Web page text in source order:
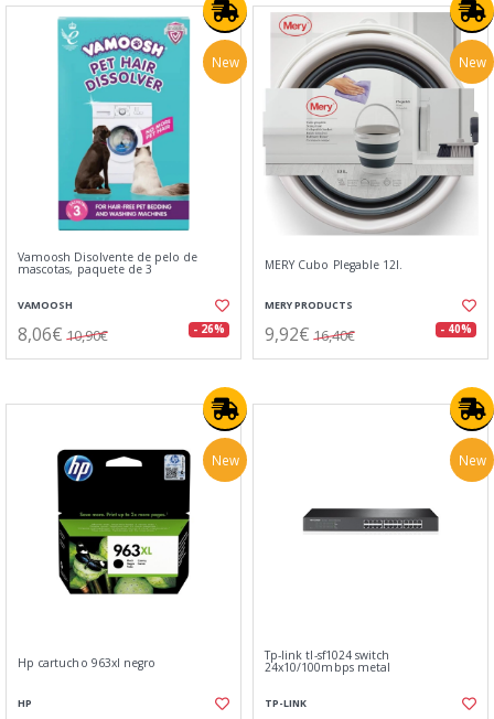
New
Vamoosh Disolvente de pelo de
mascotas, paquete de 3
VAMOOSH
8,06€ 10,90€ - 26%
New
MERY Cubo Plegable 12l.
MERY PRODUCTS
9,92€ 16,40€ - 40%
New
Hp cartucho 963xl negro
HP
New
Tp-link tl-sf1024 switch
24x10/100mbps metal
TP-LINK